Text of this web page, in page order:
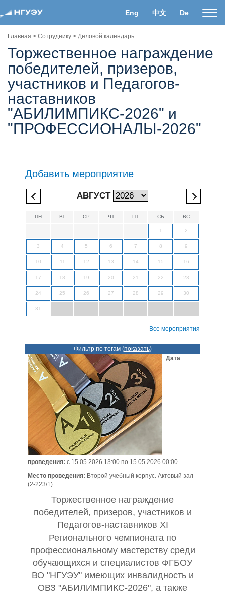
Eng 中文 De
Главная > Сотруднику > Деловой календарь
Торжественное награждение
победителей, призеров,
участников и Педагогов-
наставников
"АБИЛИМПИКС-2026" и
"ПРОФЕССИОНАЛЫ-2026"
Добавить мероприятие
АВГУСТ
ПН ВТ СР ЧТ ПТ СБ ВС
1 2
3 4 5 6 7 8 9
10 11 12 13 14 15 16
17 18 19 20 21 22 23
24 25 26 27 28 29 30
31
Все мероприятия
Фильтр по тегам (показать)
Дата
проведения: с 15.05.2026 13:00 по 15.05.2026 00:00
Место проведения: Второй учебный корпус. Актовый зал
(2-223/1)
Торжественное награждение
победителей, призеров, участников и
Педагогов-наставников XI
Регионального чемпионата по
профессиональному мастерству среди
обучающихся и специалистов ФГБОУ
ВО "НГУЭУ" имеющих инвалидность и
ОВЗ "АБИЛИМПИКС-2026", а также